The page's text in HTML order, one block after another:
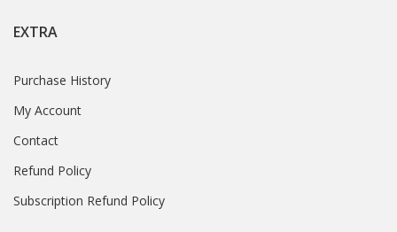
EXTRA
Purchase History
My Account
Contact
Refund Policy
Subscription Refund Policy